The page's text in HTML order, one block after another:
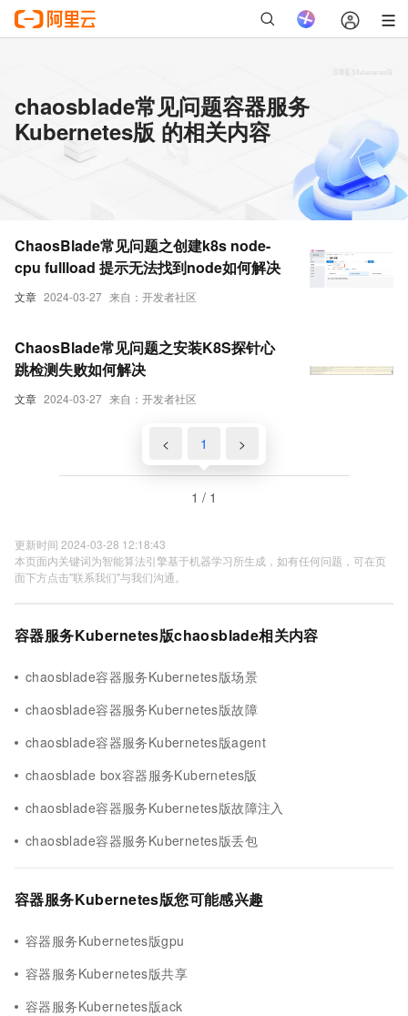
chaosblade常见问题容器服务
Kubernetes版 的相关内容
文章 2024-03-27 来自：开发者社区
ChaosBlade常见问题之创建k8s node-
cpu fullload 提示无法找到node如何解决
文章 2024-03-27 来自：开发者社区
ChaosBlade常见问题之安装K8S探针心
跳检测失败如何解决
< 1 >
1 / 1
更新时间 2024-03-28 12:18:43
本页面内关键词为智能算法引擎基于机器学习所生成，如有任何问题，可在页
面下方点击"联系我们"与我们沟通。
容器服务Kubernetes版chaosblade相关内容
chaosblade容器服务Kubernetes版场景
chaosblade容器服务Kubernetes版故障
chaosblade容器服务Kubernetes版agent
chaosblade box容器服务Kubernetes版
chaosblade容器服务Kubernetes版故障注入
chaosblade容器服务Kubernetes版丢包
容器服务Kubernetes版您可能感兴趣
容器服务Kubernetes版gpu
容器服务Kubernetes版共享
容器服务Kubernetes版ack